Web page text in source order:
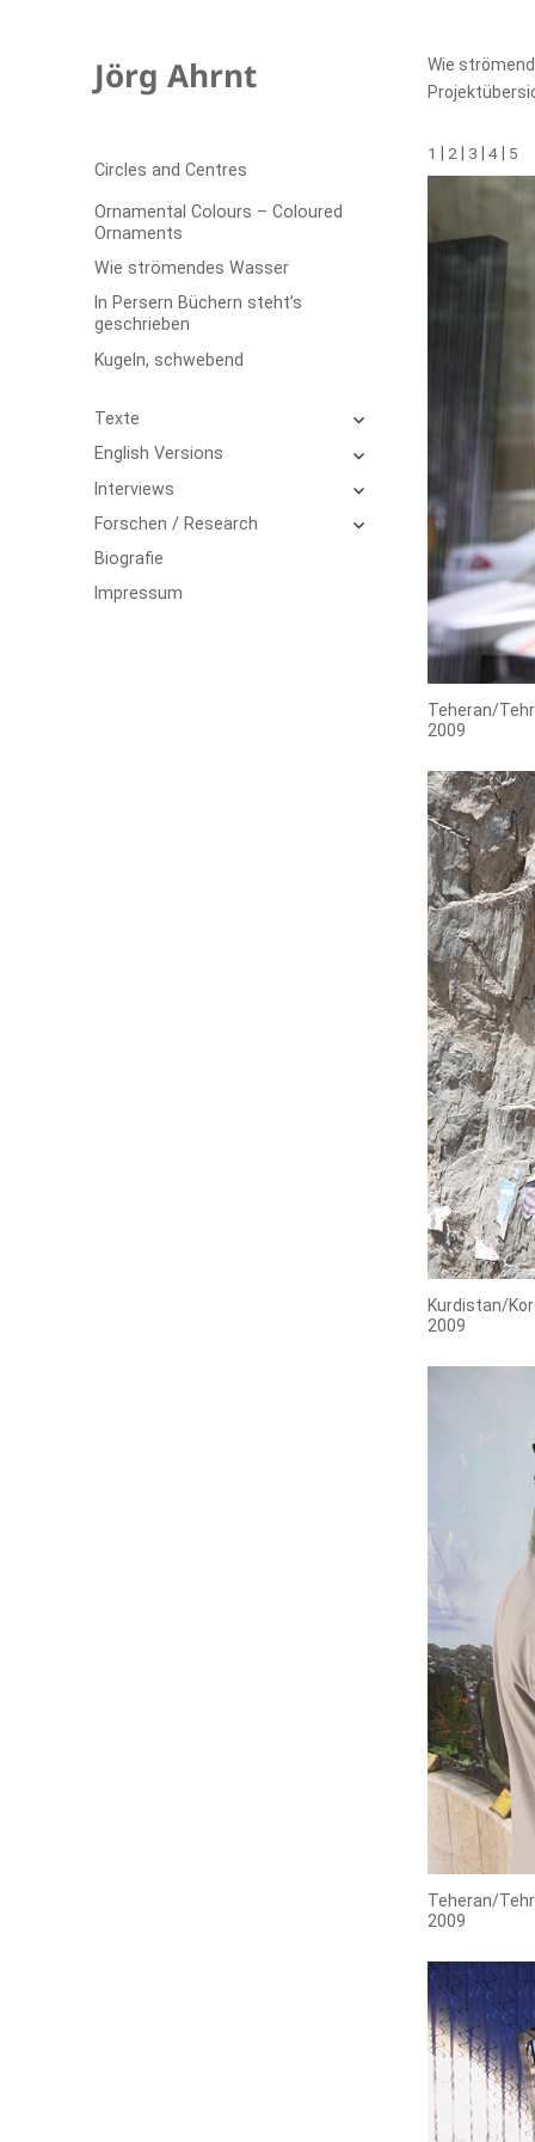
Jörg Ahrnt
Circles and Centres
Ornamental Colours – Coloured
Ornaments
Wie strömendes Wasser
In Persern Büchern steht’s
geschrieben
Kugeln, schwebend
Texte
untermenü
English Versions
Interviews
Forschen / Research
Biografie
Impressum
Wie
1 2 3 |4 5
Teheran/
2009
Kurdistan/
2009
Teheran/
2009